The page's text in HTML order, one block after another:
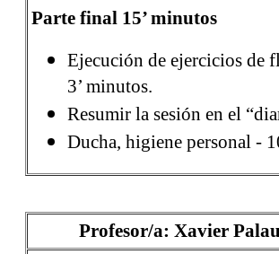
Parte final 15’ minutos
Ejecución de ejercicios de
3’ minutos.
Resumir la sesión en el
Ducha, higiene personal -
Profesor/a: Xavier